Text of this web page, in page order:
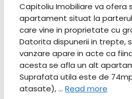
Capitoliu Imobiliare va ofera
apartament situat la
care vine in proprietate cu
Datorita dispunerii in trepte,
vanzare apare in acte ca
acesta se afla un alt
Suprafata utila este de
atasate), … Read more